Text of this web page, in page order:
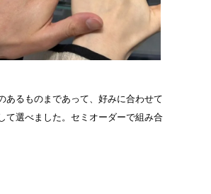
あるものまであって、好みに合わせて
て選べました。セミオーダーで組み合